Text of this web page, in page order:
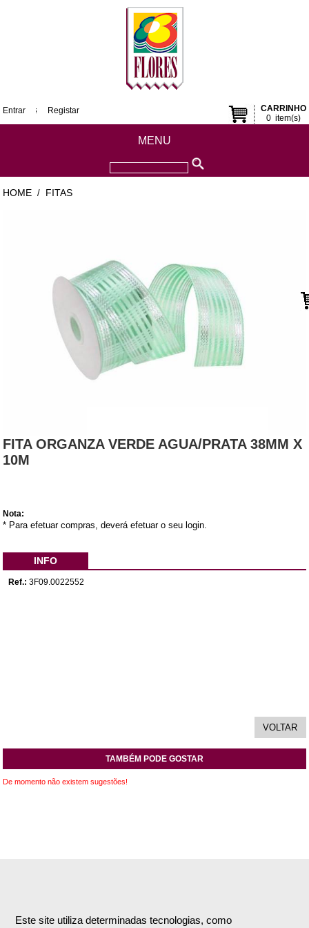
Este site utiliza determinadas tecnologias, como
CARRINHO
0item(s)
Entrar Registar
MENU
HOME / FITAS
FITA ORGANZA VERDE AGUA/PRATA 38MM X
10M
Nota:
* Para efetuar compras, deverá efetuar o seu login.
INFO
Ref.: 3F09.0022552
TAMBÉM PODE GOSTAR
De momento não existem sugestões!
Empresa
Encomendas & Pagamentos